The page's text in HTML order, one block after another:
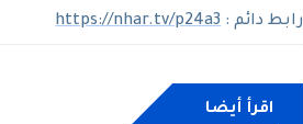
رابط دائم :https://nhar.tv/p24a3
اقرأ أيضا